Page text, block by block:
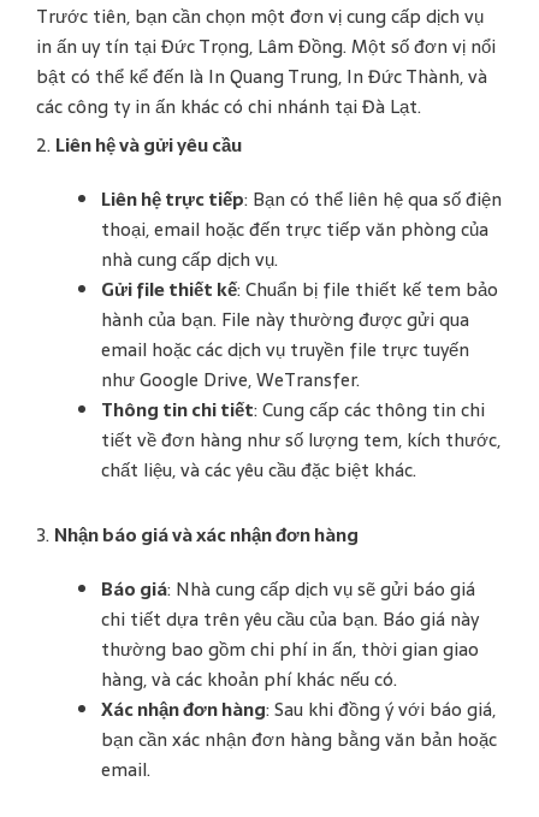
Trước tiên, bạn cần chọn một đơn vị cung cấp dịch vụ
in ấn uy tín tại Đức Trọng, Lâm Đồng. Một số đơn vị nổi
bật có thể kể đến là In Quang Trung, In Đức Thành, và
các công ty in ấn khác có chi nhánh tại Đà Lạt.
2. Liên hệ và gửi yêu cầu
Liên hệ trực tiếp: Bạn có thể liên hệ qua số điện
thoại, email hoặc đến trực tiếp văn phòng của
nhà cung cấp dịch vụ.
Gửi file thiết kế: Chuẩn bị file thiết kế tem bảo
hành của bạn. File này thường được gửi qua
email hoặc các dịch vụ truyền file trực tuyến
như Google Drive, WeTransfer.
Thông tin chi tiết: Cung cấp các thông tin chi
tiết về đơn hàng như số lượng tem, kích thước,
chất liệu, và các yêu cầu đặc biệt khác.
3. Nhận báo giá và xác nhận đơn hàng
Báo giá: Nhà cung cấp dịch vụ sẽ gửi báo giá
chi tiết dựa trên yêu cầu của bạn. Báo giá này
thường bao gồm chi phí in ấn, thời gian giao
hàng, và các khoản phí khác nếu có​.
Xác nhận đơn hàng: Sau khi đồng ý với báo giá,
bạn cần xác nhận đơn hàng bằng văn bản hoặc
email.